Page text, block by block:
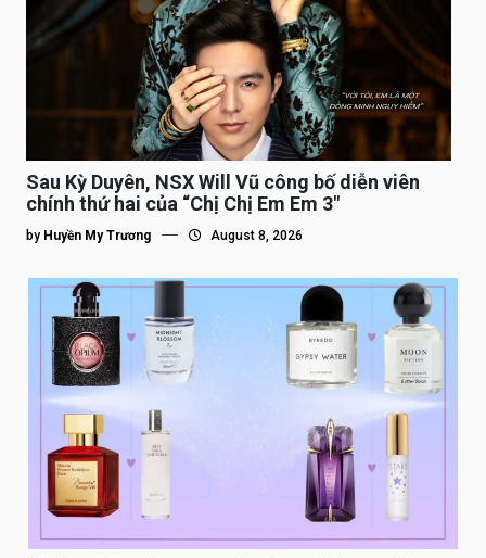
Sau Kỳ Duyên, NSX Will Vũ công bố diễn viên
chính thứ hai của “Chị Chị Em Em 3″
by Huyền My Trương August 8, 2026